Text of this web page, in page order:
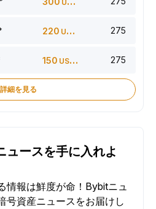
USDT
220 USDT 275
150 USDT 275
詳細を見る
ュースを手に入れよ
情報は鮮度が命！Bybitニュ
号資産ニュースをお届けし